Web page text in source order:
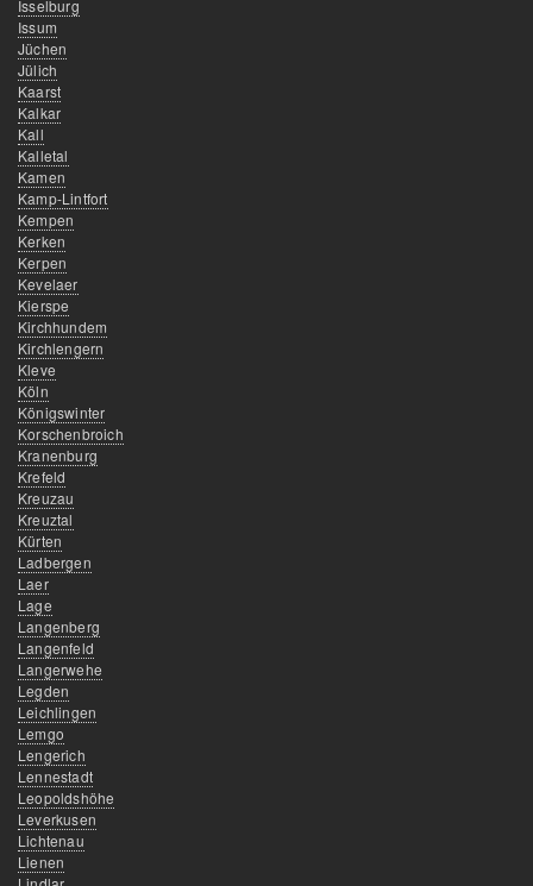
Isselburg
Issum
Jüchen
Jülich
Kaarst
Kalkar
Kall
Kalletal
Kamen
Kamp-Lintfort
Kempen
Kerken
Kerpen
Kevelaer
Kierspe
Kirchhundem
Kirchlengern
Kleve
Köln
Königswinter
Korschenbroich
Kranenburg
Krefeld
Kreuzau
Kreuztal
Kürten
Ladbergen
Laer
Lage
Langenberg
Langenfeld
Langerwehe
Legden
Leichlingen
Lemgo
Lengerich
Lennestadt
Leopoldshöhe
Leverkusen
Lichtenau
Lienen